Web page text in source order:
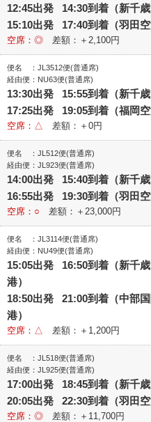
12:45出発 14:30到着（新千歳
15:10出発 17:40到着（羽田空
空席：◎ 差額：＋2,100円
便名 ：JL3512便(普通席)
経由便：NU63便(普通席)
13:30出発 15:55到着（新千歳
17:25出発 19:05到着（福岡空
空席：△ 差額：＋0円
便名 ：JL512便(普通席)
経由便：JL923便(普通席)
14:00出発 15:40到着（新千歳
16:55出発 19:30到着（羽田空
空席：○ 差額：＋23,000円
便名 ：JL3114便(普通席)
経由便：NU49便(普通席)
15:05出発 16:50到着（新千
港）
18:50出発 21:00到着（中部国
港）
空席：△ 差額：＋1,200円
便名 ：JL518便(普通席)
経由便：JL925便(普通席)
17:00出発 18:45到着（新千歳
20:05出発 22:30到着（羽田空
空席：◎ 差額：＋11,700円